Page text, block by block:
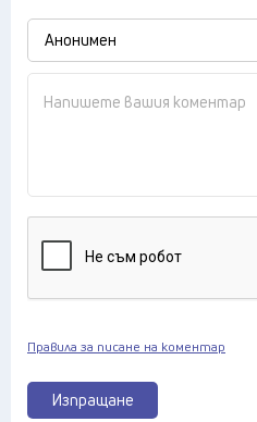
Изпращане
Правила за писане на коментар